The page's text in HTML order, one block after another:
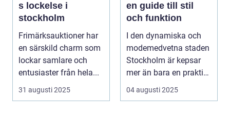
s lockelse i
stockholm
Frimärksauktioner har
en särskild charm som
lockar samlare och
entusiaster från hela...
31 augusti 2025
en guide till stil
och funktion
I den dynamiska och
modemedvetna staden
Stockholm är kepsar
mer än bara en praktisk
access...
04 augusti 2025